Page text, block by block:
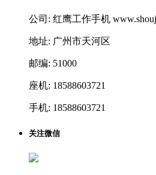
公司: 红鹰工作手机
地址: 广州市天河区
邮编: 51000
座机: 18588603721
手机: 18588603721
关注微信